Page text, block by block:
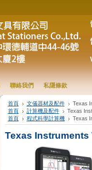
聯絡我們 私隱條款
首頁 文儀器材及配件
Texas
首頁
計算機及配件
Texas
首頁
程式科學計算機 Texas
Texas Instruments